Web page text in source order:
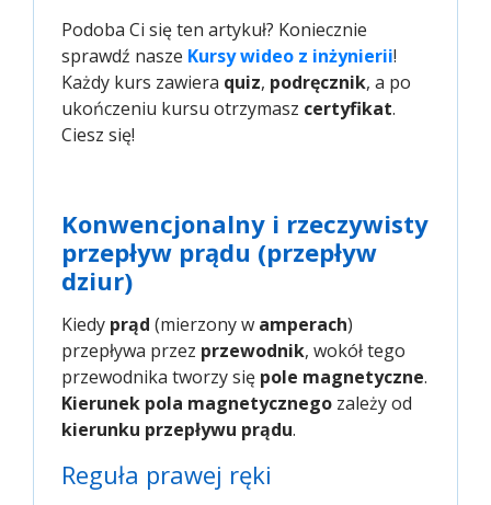
Podoba Ci się ten artykuł? Koniecznie
sprawdź nasze Kursy wideo z inżynierii!
Każdy kurs zawiera quiz, podręcznik, a po
ukończeniu kursu otrzymasz certyfikat.
Ciesz się!
Konwencjonalny i rzeczywisty
przepływ prądu (przepływ
dziur)
Kiedy prąd (mierzony w amperach)
przepływa przez przewodnik, wokół tego
przewodnika tworzy się pole magnetyczne.
Kierunek pola magnetycznego zależy od
kierunku przepływu prądu.
Reguła prawej ręki